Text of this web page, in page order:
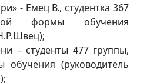
- Емец В., студентка 367
формы обучения
– студенты 477 группы,
(руководитель